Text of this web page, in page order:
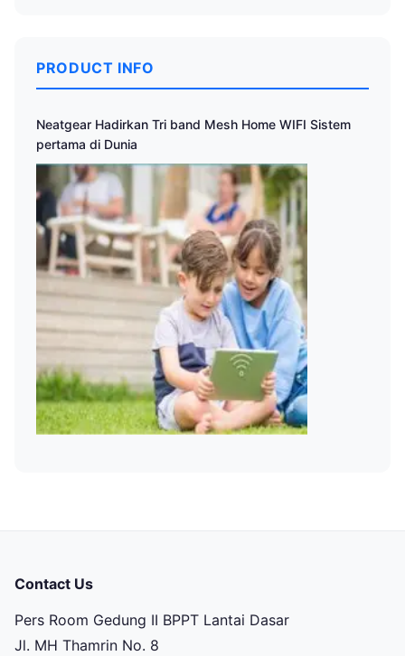
PRODUCT INFO
Neatgear Hadirkan Tri band Mesh Home WIFI Sistem
pertama di Dunia
Contact Us
Pers Room Gedung II BPPT Lantai Dasar
Jl. MH Thamrin No. 8